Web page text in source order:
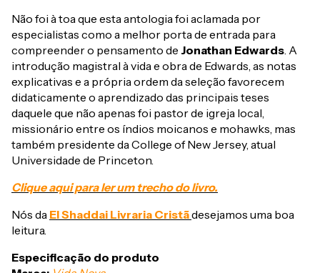
Não foi à toa que esta antologia foi aclamada por
especialistas como a melhor porta de entrada para
compreender o pensamento de Jonathan Edwards. A
introdução magistral à vida e obra de Edwards, as notas
explicativas e a própria ordem da seleção favorecem
didaticamente o aprendizado das principais teses
daquele que não apenas foi pastor de igreja local,
missionário entre os índios moicanos e mohawks, mas
também presidente da College of New Jersey, atual
Universidade de Princeton.
Clique aqui para ler um trecho do livro.
Nós da El Shaddai Livraria Cristãdesejamos uma boa
leitura.
Especificação do produto